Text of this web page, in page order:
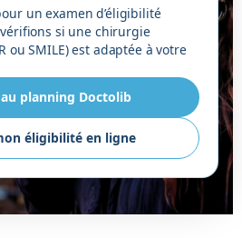
un examen d’éligibilité
si une chirurgie
ou SMILE) est adaptée à votre
planning Doctolib
éligibilité en ligne